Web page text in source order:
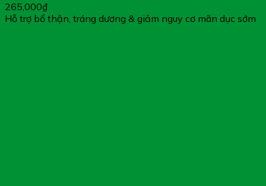
265,000₫
Hỗ trợ bổ thận, tráng dương & giảm nguy cơ mãn dục sớm